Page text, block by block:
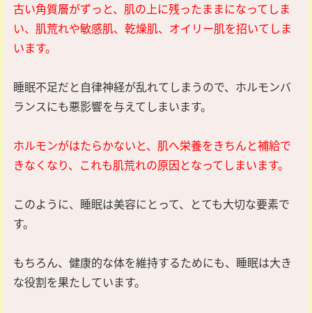
古い角質層がずっと、肌の上に残ったままになってしま
い、肌荒れや敏感肌、乾燥肌、オイリー肌を招いてしま
います。
睡眠不足だと自律神経が乱れてしまうので、ホルモンバ
ランスにも悪影響を与えてしまいます。
ホルモンがはたらかないと、肌へ栄養をきちんと補給で
きなくなり、これも肌荒れの原因となってしまいます。
このように、睡眠は美容にとって、とても大切な要素で
す。
もちろん、健康的な体を維持するためにも、睡眠は大き
な役割を果たしています。